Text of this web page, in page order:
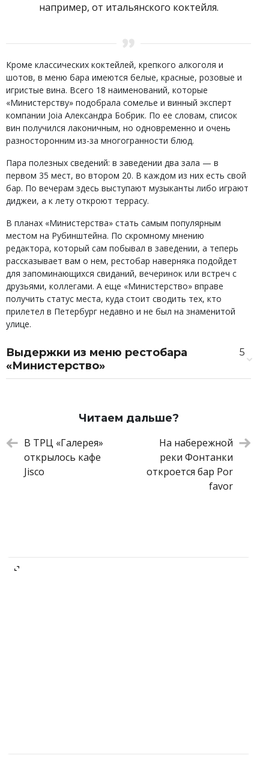
например, от итальянского коктейля.
Кроме классических коктейлей, крепкого алкоголя и
шотов, в меню бара имеются белые, красные, розовые и
игристые вина. Всего 18 наименований, которые
«Министерству» подобрала сомелье и винный эксперт
компании Joia Александра Бобрик. По ее словам, список
вин получился лаконичным, но одновременно и очень
разносторонним из-за многогранности блюд.
Пара полезных сведений: в заведении два зала — в
первом 35 мест, во втором 20. В каждом из них есть свой
бар. По вечерам здесь выступают музыканты либо играют
диджеи, а к лету откроют террасу.
В планах «Министерства» стать самым популярным
местом на Рубинштейна. По скромному мнению
редактора, который сам побывал в заведении, а теперь
рассказывает вам о нем, рестобар наверняка подойдет
для запоминающихся свиданий, вечеринок или встреч с
друзьями, коллегами. А еще «Министерство» вправе
получить статус места, куда стоит сводить тех, кто
прилетел в Петербург недавно и не был на знаменитой
улице.
Выдержки из меню рестобара
«Министерство»
5
Осьминог с черным картофелем и
соусом ромеско
Стейк из лосося с авокадо гриль и
томатной пастой
1 250 ₽
Грибное консоме с молодыми овощами
480 ₽
Том-ям с гребешками, креветками и
850 ₽
Читаем дальше?
В ТРЦ «Галерея»
открылось кафе
Jisco
На набережной
реки Фонтанки
откроется бар Por
favor